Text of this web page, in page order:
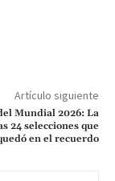
Artículo siguiente
Mundial 2026: La
24 selecciones que
en el recuerdo